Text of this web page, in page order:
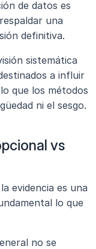
de datos es
una
definitiva.
sistemática
a influir
que los métodos
ni el sesgo.
vs
evidencia es una
lo que
no se